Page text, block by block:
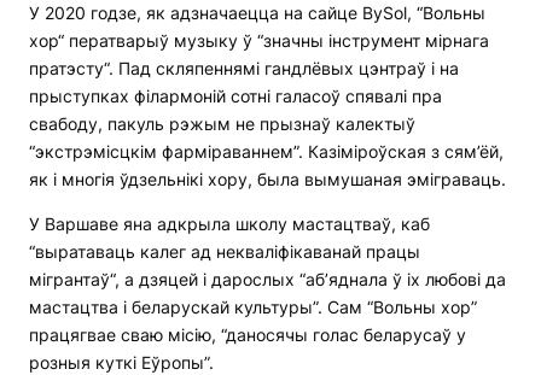
У 2020 годзе, як адзначаецца на сайце BySol, “Вольны
хор“ ператварыў музыку ў “значны інструмент мірнага
пратэсту“. Пад скляпеннямі гандлёвых цэнтраў і на
прыступках філармоній сотні галасоў спявалі пра
свабоду, пакуль рэжым не прызнаў калектыў
“экстрэмісцкім фарміраваннем”. Казіміроўская з сям’ёй,
як і многія ўдзельнікі хору, была вымушаная эміграваць.
У Варшаве яна адкрыла школу мастацтваў, каб
“выратаваць калег ад некваліфікаванай працы
мігрантаў“, а дзяцей і дарослых “аб’яднала ў іх любові да
мастацтва і беларускай культуры”. Сам “Вольны хор”
працягвае сваю місію, “даносячы голас беларусаў у
розныя куткі Еўропы”.